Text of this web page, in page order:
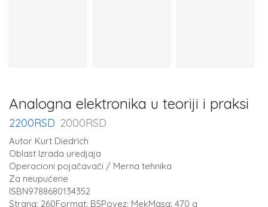
Analogna elektronika u teoriji i praksi
2200RSD 2000RSD
Autor Kurt Diedrich
Oblast Izrada uredjaja
Operacioni pojačavači / Merna tehnika
Za neupućene
ISBN9788680134352
Strana: 260Format: B5Povez: MekMasa: 470 g